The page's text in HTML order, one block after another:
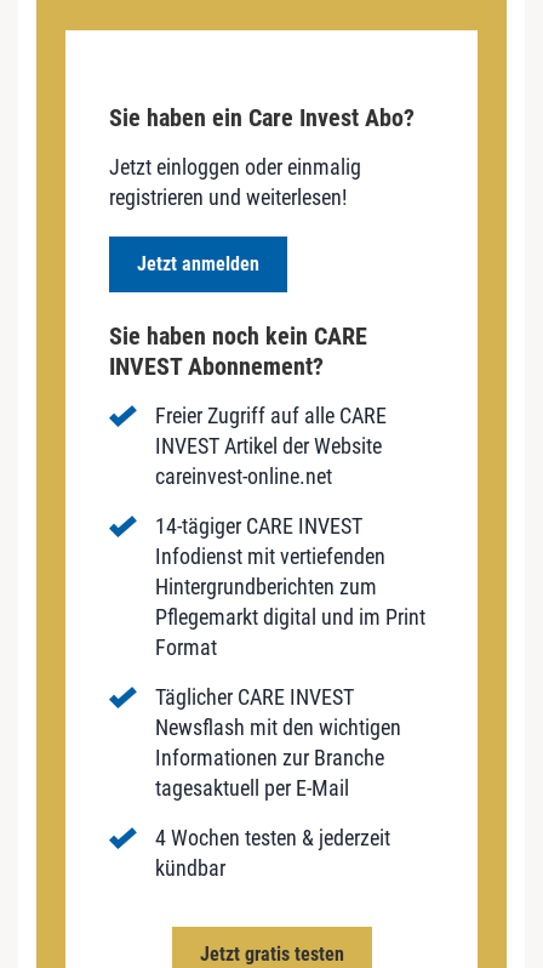
Sie haben ein Care Invest Abo?
Jetzt einloggen oder einmalig
registrieren und weiterlesen!
Jetzt anmelden
Sie haben noch kein CARE
INVEST Abonnement?
Freier Zugriff auf alle CARE
INVEST Artikel der Website
careinvest-online.net
14-tägiger CARE INVEST
Infodienst mit vertiefenden
Hintergrundberichten zum
Pflegemarkt digital und im Print
Format
Täglicher CARE INVEST
Newsflash mit den wichtigen
Informationen zur Branche
tagesaktuell per E-Mail
4 Wochen testen & jederzeit
kündbar
Jetzt gratis testen